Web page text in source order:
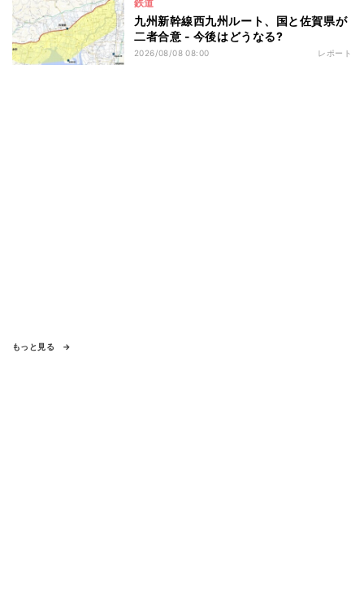
鉄道
九州新幹線西九州ルート、国と佐賀県が
二者合意 - 今後はどうなる?
2026/08/08 08:00 レポート
もっと見る